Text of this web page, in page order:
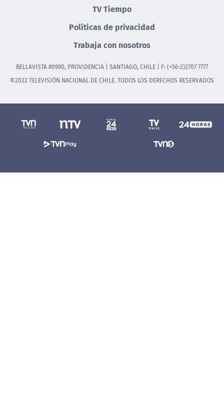
TV Tiempo
Políticas de privacidad
Trabaja con nosotros
BELLAVISTA #0990, PROVIDENCIA | SANTIAGO, CHILE | F: (+56-2)2707 7777
©2022 TELEVISIÓN NACIONAL DE CHILE. TODOS LOS DERECHOS RESERVADOS